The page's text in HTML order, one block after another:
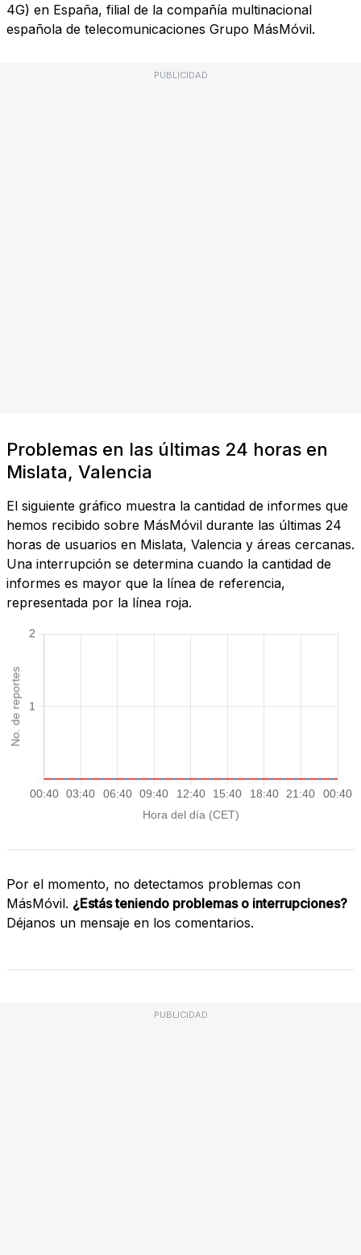
4G) en España, filial de la compañía multinacional
española de telecomunicaciones Grupo MásMóvil.
PUBLICIDAD
Problemas en las últimas 24 horas en
Mislata, Valencia
El siguiente gráfico muestra la cantidad de informes que
hemos recibido sobre MásMóvil durante las últimas 24
horas de usuarios en Mislata, Valencia y áreas cercanas.
Una interrupción se determina cuando la cantidad de
informes es mayor que la línea de referencia,
representada por la línea roja.
Por el momento, no detectamos problemas con
MásMóvil. ¿Estás teniendo problemas o interrupciones?
Déjanos un mensaje en los comentarios.
PUBLICIDAD